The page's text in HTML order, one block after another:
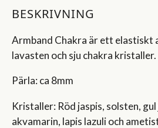
BESKRIVNING
Armband Chakra är ett elastiskt
lavasten och sju chakra kristaller.
Pärla: ca 8mm
Kristaller: Röd jaspis, solsten,
akvamarin, lapis lazuli och